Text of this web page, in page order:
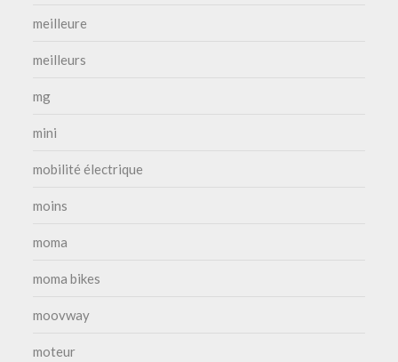
meilleure
meilleurs
mg
mini
mobilité électrique
moins
moma
moma bikes
moovway
moteur